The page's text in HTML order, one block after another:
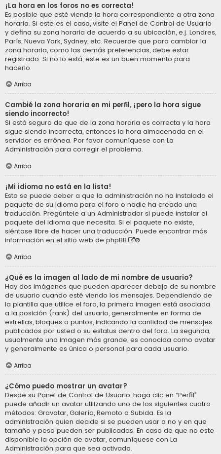
¡La hora en los foros no es correcta!
Es posible que esté viendo la hora correspondiente a otra zona
horaria. Si este es el caso, visite el Panel de Control de Usuario
y defina su zona horaria de acuerdo a su ubicación, e.j. Londres,
París, Nueva York, Sydney, etc. Recuerde que para cambiar la
zona horaria, como las demás preferencias, debe estar
registrado. Si no lo está, este es un buen momento para
hacerlo.
Arriba
Cambié la zona horaria en mi perfil, ¡pero la hora sigue
siendo incorrecto!
Si está seguro de que de la zona horaria es correcta y la hora
sigue siendo incorrecta, entonces la hora almacenada en el
servidor es errónea. Por favor comuníquese con La
Administración para corregir el problema.
Arriba
¡Mi idioma no está en la lista!
Esto se puede deber a que la administración no ha instalado el
paquete de su idioma para el foro o nadie ha creado una
traducción. Pregúntele a un Administrador si puede instalar el
paquete del idioma que necesita. Si el paquete no existe,
siéntase libre de hacer una traducción. Puede encontrar más
información en el sitio web de phpBB ®
Arriba
¿Qué es la imagen al lado de mi nombre de usuario?
Hay dos imágenes que pueden aparecer debajo de su nombre
de usuario cuando esté viendo los mensajes. Dependiendo de
la plantilla que utilice el foro, la primera imagen está asociada
a la posición (rank) del usuario, generalmente en forma de
estrellas, bloques o puntos, indicando la cantidad de mensajes
publicados por usted o su estatus dentro del foro. La segunda,
usualmente una imagen más grande, es conocida como avatar
y generalmente es única o personal para cada usuario.
Arriba
¿Cómo puedo mostrar un avatar?
Desde su Panel de Control de Usuario, haga clic en “Perfil”
puede añadir un avatar utilizando uno de los siguientes cuatro
métodos: Gravatar, Galería, Remoto o Subida. Es la
administración quien decide si se pueden usar o no y en que
tamaño y peso pueden ser publicadas. En caso de que no este
disponible la opción de avatar, comuníquese con La
Administración para que sea activada.